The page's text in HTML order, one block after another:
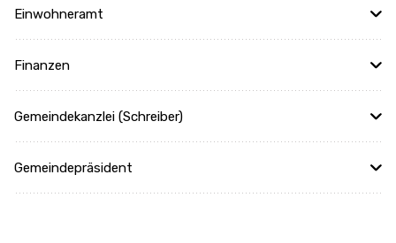
Einwohneramt
Finanzen
Gemeindekanzlei (Schreiber)
Gemeindepräsident